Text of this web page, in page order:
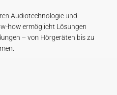
Audiotechnologie und
how ermöglicht Lösungen
– von Hörgeräten bis zu